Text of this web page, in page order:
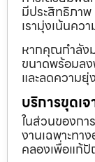
มีประสิทธิภาพ
เรามุ่งเน้นคว
หากคุณกำลัง
ขนาดพร้อมลง
และลดความยุ่
บริการขุดเ
ในส่วนของกา
งานเฉพาะทา
คลองเพื่อแก้